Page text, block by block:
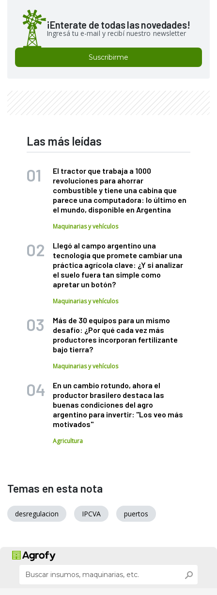
¡Enterate de todas las novedades!
Ingresá tu e-mail y recibí nuestro newsletter
Suscribirme
Las más leídas
El tractor que trabaja a 1000
revoluciones para ahorrar
combustible y tiene una cabina que
parece una computadora: lo último en
el mundo, disponible en Argentina
Maquinarias y vehículos
Llegó al campo argentino una
tecnología que promete cambiar una
práctica agrícola clave: ¿Y si analizar
el suelo fuera tan simple como
apretar un botón?
Maquinarias y vehículos
Más de 30 equipos para un mismo
desafío: ¿Por qué cada vez más
productores incorporan fertilizante
bajo tierra?
Maquinarias y vehículos
En un cambio rotundo, ahora el
productor brasilero destaca las
buenas condiciones del agro
argentino para invertir: "Los veo más
motivados"
Agricultura
Temas en esta nota
desregulacion IPCVA puertos